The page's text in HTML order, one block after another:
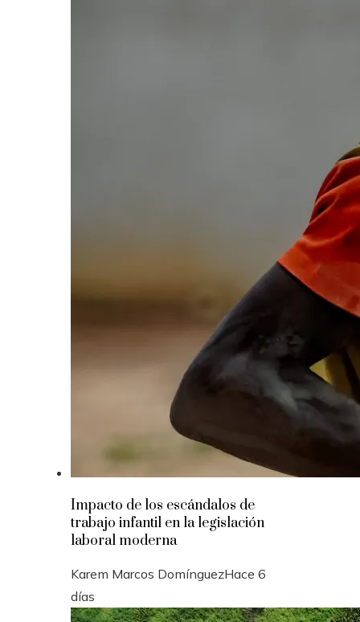
Impacto de los escándalos de
trabajo infantil en la legislación
laboral moderna
Karem Marcos DomínguezHace 6
días